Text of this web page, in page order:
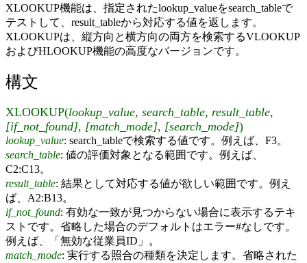
XLOOKUP機能は、指定されたlookup_valueをsearch_tableで
テストして、result_tableから対応する値を返します。
XLOOKUPは、縦方向と横方向の両方を検索するVLOOKUP
およびHLOOKUP機能の高度なバージョンです。
構文
XLOOKUP(lookup_value, search_table, result_table,
[if_not_found], [match_mode], [search_mode])
lookup_value: search_tableで検索する値です。例えば、F3。
search_table: 値の評価対象となる範囲です。例えば、
C2:C13。
result_table: 結果として対応する値が欲しい範囲です。例え
ば、A2:B13。
if_not_found: 有効な一致が見つからない場合に表示するテキ
ストです。省略した場合のデフォルトはエラー#なしです。
例えば、「無効な従業員ID」。
match_mode: 実行する照合の種類を決定します。省略された